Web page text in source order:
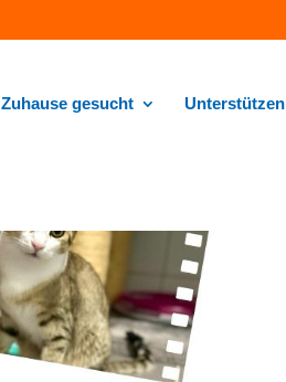
Zuhause gesucht Unterstützen